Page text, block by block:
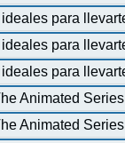
para
para
para
Animated
Animated